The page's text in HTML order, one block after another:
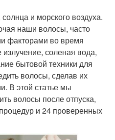
и морского воздуха.
наши волосы, часто
факторами во время
соленая вода,
бытовой техники для
волосы, сделав их
В этой статье мы
волосы после отпуска,
и 24 проверенных